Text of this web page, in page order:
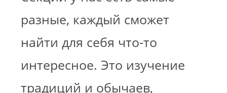
разные, каждый сможет
найти для себя что-то
интересное. Это изучение
традиций и обычаев,